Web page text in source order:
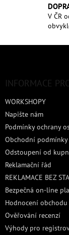
V ČR
INFORMACE
WORKSHOPY
Napište nám
Podmínky ochrany
Obchodní podmínky
Odstoupení od
Reklamační řád
REKLAMACE BEZ
Bezpečná on-line
Hodnocení obchodu
Ověřování recenzí
Výhody pro